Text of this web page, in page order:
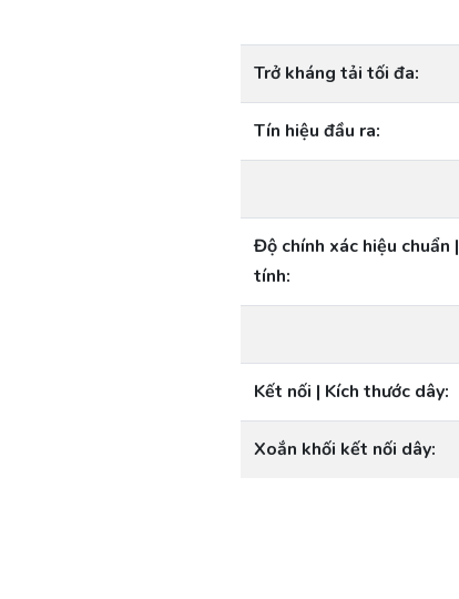
Trở kháng tải tối đa:
Tín hiệu đầu ra:
Độ chính xác hiệu chuẩn
tính:
Kết nối | Kích thước dây:
Xoắn khối kết nối dây: